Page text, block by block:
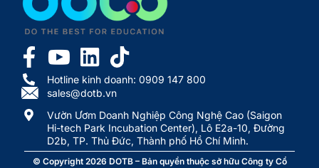
Hotline kinh doanh: 0909 147 800
sales@dotb.vn
Vườn Ươm Doanh Nghiệp Công Nghệ Cao (Saigon
Hi-tech Park Incubation Center), Lô E2a-10, Đường
D2b, TP. Thủ Đức, Thành phố Hồ Chí Minh.
© Copyright 2026 DOTB– Bản quyền thuộc sở hữu Công ty Cổ